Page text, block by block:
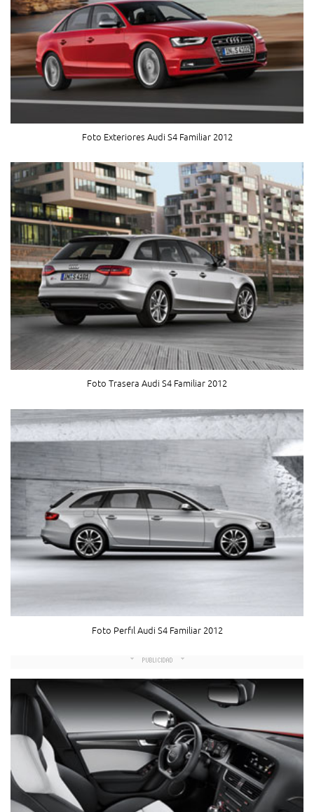
Foto Exteriores Audi S4 Familiar 2012
Foto Trasera Audi S4 Familiar 2012
Foto Perfil Audi S4 Familiar 2012